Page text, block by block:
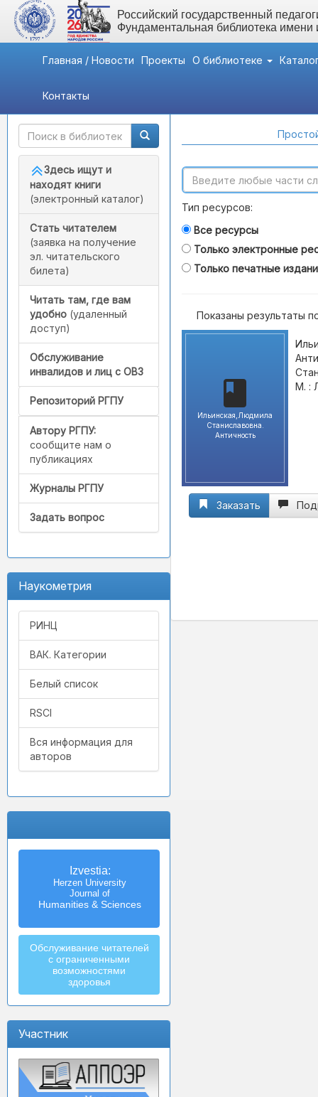
Российский государственный
Фундаментальная библиотека
Главная / Новости Проекты О библиотеке
Контакты
Быстрый доступ
Здесь ищут и
находят книги
(электронный каталог)
Стать читателем
(заявка на получение
эл. читательского
билета)
Читать там, где вам
удобно (удаленный
доступ)
Обслуживание
инвалидов и лиц с ОВЗ
Репозиторий РГПУ
Автору РГПУ:
сообщите нам о
публикациях
Журналы РГПУ
Задать вопрос
Наукометрия
РИНЦ
ВАК. Категории
Белый список
RSCI
Вся информация для
авторов
Izvestia:
Herzen University
Journal of
Humanities & Sciences
Обслуживание читателей
с ограниченными
возможностями
здоровья
Участник
Тип ресурсов:
Все ресурсы
Только электронные
Только печатные
Показаны результаты
Ильинская,Людмила
Станиславовна.
Античность
М. :
Заказать